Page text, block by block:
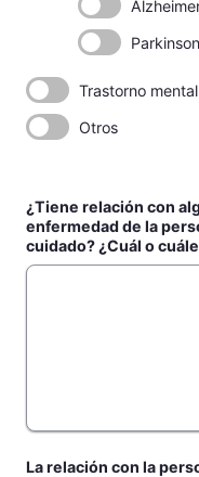
Parkinson
Trastorno mental
Otros
¿Tiene relación con
enfermedad de la
cuidado? ¿Cuál o
La relación con la